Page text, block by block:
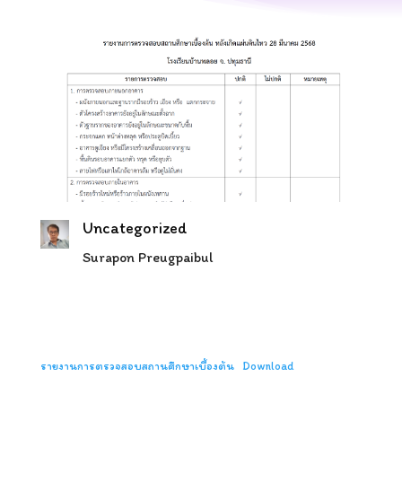
Uncategorized
Surapon Preugpaibul
รายงานการตรวจสอบสถานศึกษาเบื้องต้น Download